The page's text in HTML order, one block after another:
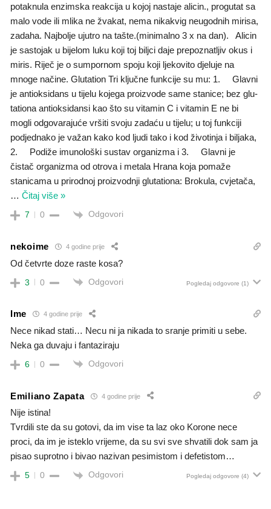
potaknula enzimska reakcija u kojoj nastaje alicin., progutat sa
malo vode ili mlika ne žvakat, nema nikakvig neugodnih mirisa,
zadaha. Najbolje ujutro na tašte.(minimalno 3 x na dan). Alicin
je sastojak u bijelom luku koji toj biljci daje prepoznatljiv okus i
miris. Riječ je o sumpornom spoju koji ljekovito djeluje na
mnoge načine. Glutation Tri ključne funkcije su mu: 1. Glavni
je antioksidans u tijelu kojega proizvode same stanice; bez glu­
tationa antioksidansi kao što su vitamin C i vitamin E ne bi
mogli odgovarajuće vršiti svoju zadaću u tijelu; u toj funkciji
podjednako je važan kako kod ljudi tako i kod životinja i biljaka,
2. Podiže imunološki sustav organizma i 3. Glavni je
čistač organizma od otrova i metala Hrana koja pomaže
stanicama u prirodnoj proizvodnji glutationa: Brokula, cvjetača,
… Čitaj više »
7 0 Odgovori
nekoime 4 godine prije
Od četvrte doze raste kosa?
3 0 Odgovori Pogledaj odgovore (1)
Ime 4 godine prije
Nece nikad stati… Necu ni ja nikada to sranje primiti u sebe.
Neka ga duvaju i fantaziraju
6 0 Odgovori
Emiliano Zapata 4 godine prije
Nije istina!
Tvrdili ste da su gotovi, da im vise ta laz oko Korone nece
proci, da im je isteklo vrijeme, da su svi sve shvatili dok sam ja
pisao suprotno i bivao nazivan pesimistom i defetistom…
5 0 Odgovori Pogledaj odgovore (4)